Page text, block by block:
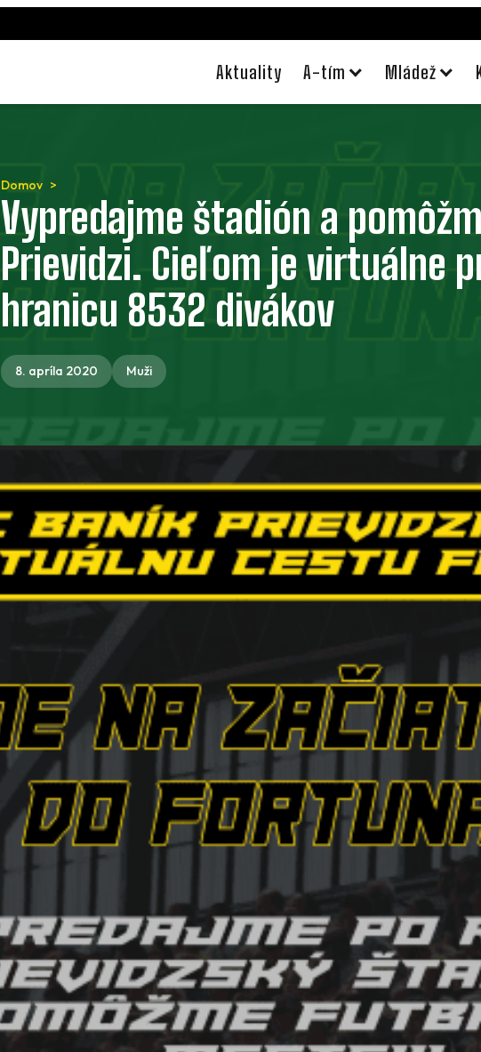
Aktuality A-tím Mládež
Domov
Vypredajme štadión a
Prievidzi. Cieľom je virtuálne
hranicu 8532 divákov
8. apríla 2020 Muži